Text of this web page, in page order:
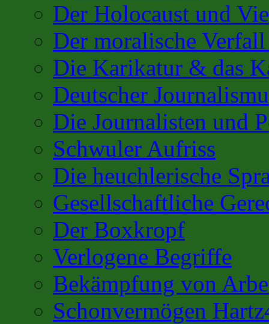
Der Holocaust und
Der moralische
Die Karikatur & das
Deutscher
Die Journalisten und
Schwuler Aufriss
Die heuchlerische
Gesellschaftliche
Der Boxkropf
Verlogene Begriffe
Bekämpfung von
Schonvermögen